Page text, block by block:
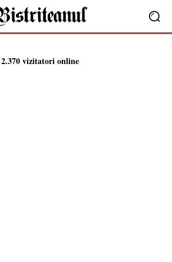
2.370 vizitatori online